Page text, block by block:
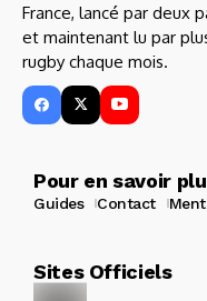
France, lancé par deux
et maintenant lu par
rugby chaque mois.
Pour en savoir
Guides Contact
Sites Officiels